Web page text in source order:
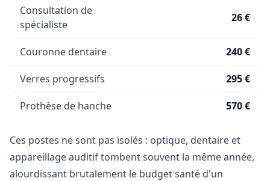
Consultation de
spécialiste
26 €
Couronne dentaire 240 €
Verres progressifs 295 €
Prothèse de hanche 570 €
Ces postes ne sont pas isolés : optique, dentaire et
appareillage auditif tombent souvent la même année,
alourdissant brutalement le budget santé d'un